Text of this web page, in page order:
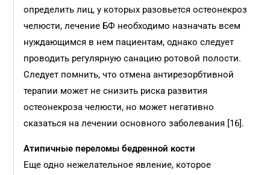
определить лиц, у которых разовьется остеонекроз
челюсти, лечение БФ необходимо назначать всем
нуждающимся в нем пациентам, однако следует
проводить регулярную санацию ротовой полости.
Следует помнить, что отмена антирезорб­тивной
терапии может не снизить риска развития
остеонекроза челюсти, но может негативно
сказаться на лечении основного заболевания [16].
Атипичные переломы бедренной кости
Еще одно нежелательное явление, которое